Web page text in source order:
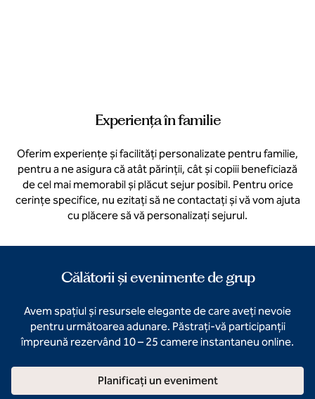
Experiența în familie
Oferim experiențe și facilități personalizate pentru familie,
pentru a ne asigura că atât părinții, cât și copiii beneficiază
de cel mai memorabil și plăcut sejur posibil. Pentru orice
cerințe specifice, nu ezitați să ne contactați și vă vom ajuta
cu plăcere să vă personalizați sejurul.
Călătorii și evenimente de grup
Avem spațiul și resursele elegante de care aveți nevoie
pentru următoarea adunare. Păstrați-vă participanții
împreună rezervând 10 – 25 camere instantaneu online.
Planificați un eveniment